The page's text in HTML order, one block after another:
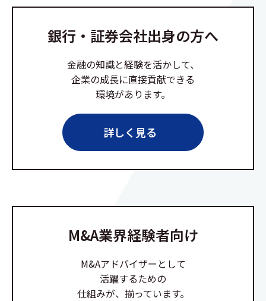
銀行・証券会社出身の方へ
金融の知識と経験を活かして、
企業の成長に直接貢献できる
環境があります。
詳しく見る
M&A業界経験者向け
M&Aアドバイザーとして
活躍するための
仕組みが、揃っています。